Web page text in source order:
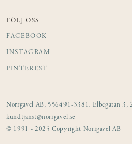
FÖLJ OSS
FACEBOOK
INSTAGRAM
PINTEREST
Norrgavel AB, 556491-3381, Elbegatan 3,
kundtjanst@norrgavel.se
© 1991 - 2025 Copyright Norrgavel AB